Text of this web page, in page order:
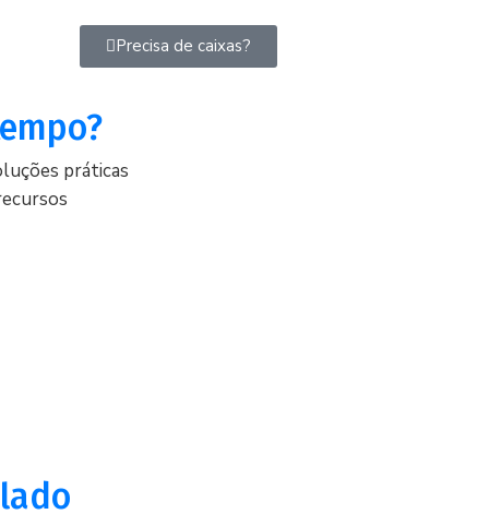
Precisa de caixas?
práticas